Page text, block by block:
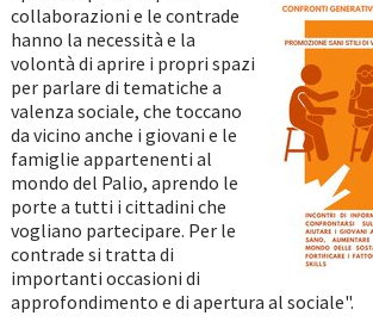
collaborazioni e le contrade
hanno la necessità e la
volontà di aprire i propri spazi
per parlare di tematiche a
valenza sociale, che toccano
da vicino anche i giovani e le
famiglie appartenenti al
mondo del Palio, aprendo le
porte a tutti i cittadini che
vogliano partecipare. Per le
contrade si tratta di
importanti occasioni di
approfondimento e di apertura al sociale".